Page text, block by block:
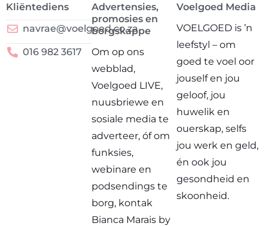
Kliëntediens
navrae@voelgoed.co.za
016 982 3617
Advertensies,
promosies en
borgskappe
Om op ons
webblad,
Voelgoed LIVE,
nuusbriewe en
sosiale media te
adverteer, óf om
funksies,
webinare en
podsendings te
borg, kontak
Bianca Marais by
Voelgoed Media
VOELGOED is ’n
leefstyl – om
goed te voel oor
jouself en jou
geloof, jou
huwelik en
ouerskap, selfs
jou werk en geld,
én ook jou
gesondheid en
skoonheid.